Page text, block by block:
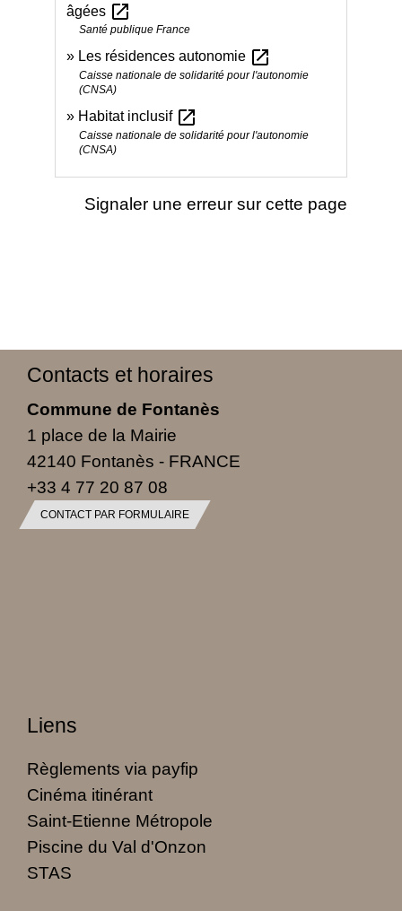
âgées open_in_new
Santé publique France
Les résidences autonomie open_in_new
Caisse nationale de solidarité pour l'autonomie
(CNSA)
Habitat inclusif open_in_new
Caisse nationale de solidarité pour l'autonomie
(CNSA)
Signaler une erreur sur cette page
Contacts et horaires
Commune de Fontanès
1 place de la Mairie
42140 Fontanès - FRANCE
+33 4 77 20 87 08
CONTACT PAR FORMULAIRE
Liens
Règlements via payfip
Cinéma itinérant
Saint-Etienne Métropole
Piscine du Val d'Onzon
STAS